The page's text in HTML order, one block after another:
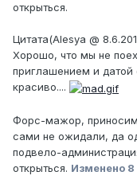
открыться.
Цитата(Alesya @
Хорошо, что мы не
приглашением и датой
красиво....
Форс-мажор, приносим
сами не ожидали, да
подвело-
открыться. Изменено 8